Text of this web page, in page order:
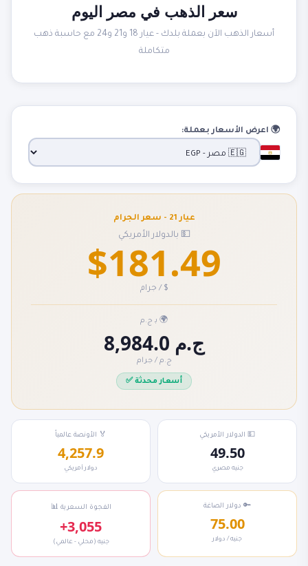
سعر الذهب في مصر اليوم
أسعار الذهب الآن بعملة بلدك - عيار 18 و21 و24 مع حاسبة ذهب
متكاملة
🌍 اعرض الأسعار بعملة:
عيار 21 - سعر الجرام
💵 بالدولار الأمريكي
$181.49
$ / جرام
🌍 بـ ج.م
8,984.0 ج.م
ج.م / جرام
✅ أسعار محدثة
💵 الدولار الأمريكي
49.50
جنيه مصري
🏅 الأونصة عالمياً
4,257.9
دولار أمريكي
🔑 دولار الصاغة
75.00
جنيه / دولار
📊 الفجوة السعرية
+3,055
جنيه (محلي - عالمي)